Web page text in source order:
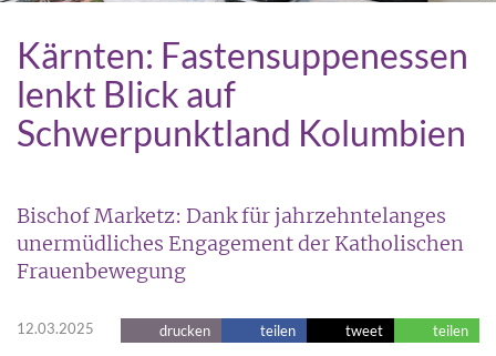
Kärnten: Fastensuppenessen
lenkt Blick auf
Schwerpunktland Kolumbien
Bischof Marketz: Dank für jahrzehntelanges
unermüdliches Engagement der Katholischen
Frauenbewegung
12.03.2025 drucken teilen tweet teilen